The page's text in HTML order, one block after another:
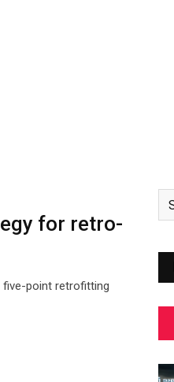
for retro-
five-point retrofitting